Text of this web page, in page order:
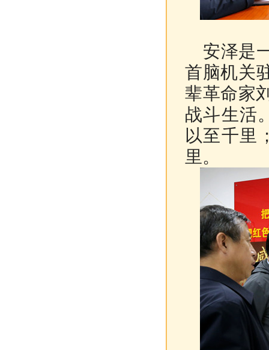
安泽是
首脑机关
辈革命家
战斗生活
以至千里
里。